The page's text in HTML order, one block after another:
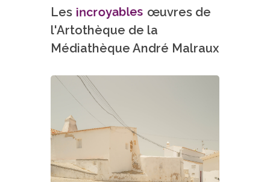
Lesincroyablesœuvres de
l'Artothèque de la
Médiathèque André Malraux